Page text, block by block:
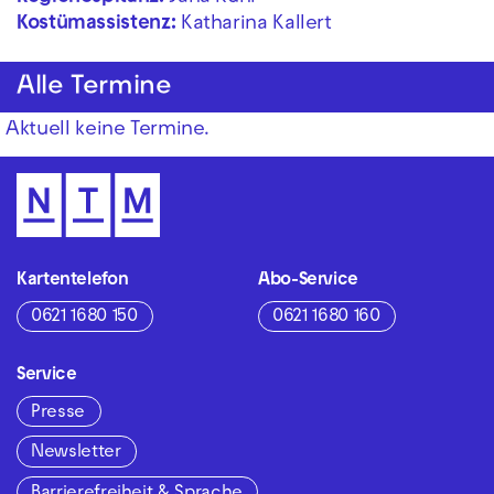
Kostümassistenz: Katharina Kallert
Alle Termine
Aktuell keine Termine.
Kartentelefon
0621 1680 150
Abo-Service
0621 1680 160
Service
Presse
Newsletter